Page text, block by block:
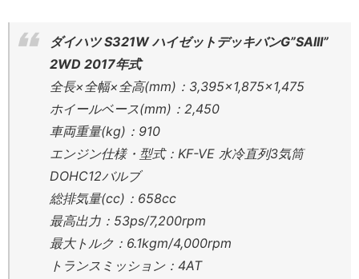
ダイハツ S321W ハイゼットデッキバンG”SAIII”
2WD 2017年式
全長×全幅×全高(mm)：3,395×1,875×1,475
ホイールベース(mm)：2,450
車両重量(kg)：910
エンジン仕様・型式：KF-VE 水冷直列3気筒
DOHC12バルブ
総排気量(cc)：658cc
最高出力：53ps/7,200rpm
最大トルク：6.1kgm/4,000rpm
トランスミッション：4AT